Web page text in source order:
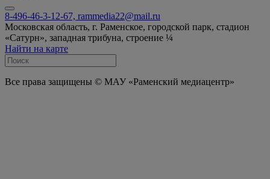
8-496-46-3-12-67, rammedia22@mail.ru
Московская область, г. Раменское, городской парк, стадион
«Сатурн», западная трибуна, строение ¼
Найти на карте
Все права защищены © МАУ «Раменский медиацентр»